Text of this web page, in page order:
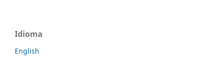
Idioma
English